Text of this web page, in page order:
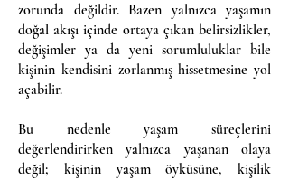
zorunda değildir. Bazen yalnızca yaşamın
doğal akışı içinde ortaya çıkan belirsizlikler,
değişimler ya da yeni sorumluluklar bile
kişinin kendisini zorlanmış hissetmesine yol
açabilir.
Bu nedenle yaşam süreçlerini
değerlendirirken yalnızca yaşanan olaya
değil; kişinin yaşam öyküsüne, kişilik